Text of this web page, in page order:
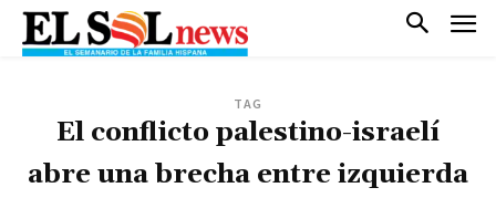
TAG
El conflicto palestino-israelí
abre una brecha entre izquierda